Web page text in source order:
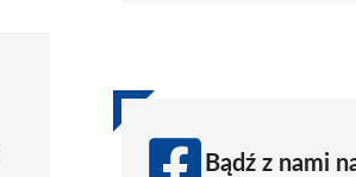
Bądź z nami